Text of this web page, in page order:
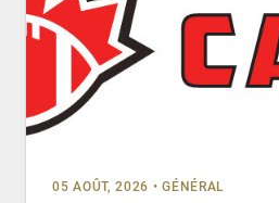
05 AOÛT, 2026 • GÉNÉRAL